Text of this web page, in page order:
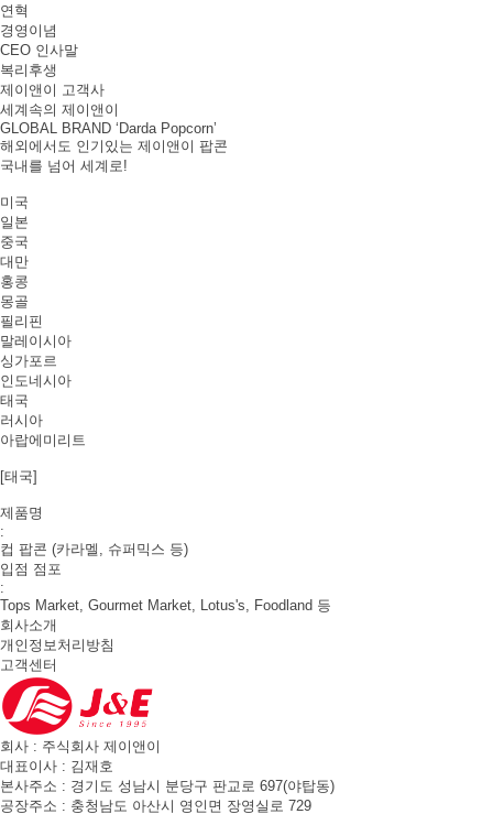
연혁
경영이념
CEO 인사말
복리후생
제이앤이 고객사
세계속의 제이앤이
GLOBAL BRAND ‘Darda Popcorn’
해외에서도 인기있는 제이앤이 팝콘
국내를 넘어 세계로!
미국
일본
중국
대만
홍콩
몽골
필리핀
말레이시아
싱가포르
인도네시아
태국
러시아
아랍에미리트
[태국]
제품명
:
컵 팝콘 (카라멜, 슈퍼믹스 등)
입점 점포
:
Tops Market, Gourmet Market, Lotus's, Foodland 등
회사소개
개인정보처리방침
고객센터
회사 : 주식회사 제이앤이
대표이사 : 김재호
본사주소 : 경기도 성남시 분당구 판교로 697(야탑동)
공장주소 : 충청남도 아산시 영인면 장영실로 729